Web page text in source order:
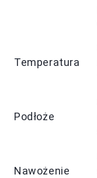
Temperatura
Podłoże
Nawożenie